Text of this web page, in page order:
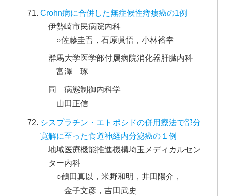
Crohn病に合併した無症候性痔瘻癌の1例
伊勢崎市民病院内科
○佐藤圭吾，石原眞悟，小林裕幸
群馬大学医学部付属病院消化器肝臓内科
富澤 琢
同 病態制御内科学
山田正信
シスプラチン・エトポシドの併用療法で部分
寛解に至った食道神経内分泌癌の１例
地域医療機能推進機構埼玉メディカルセン
ター内科
○鶴田真以，米野和明，井田陽介，
金子文彦，吉田武史